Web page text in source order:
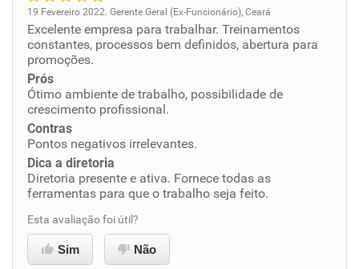
Oportunidade de promoção
Ambiente de trabalho
Conciliação com a vida familiar
Benefícios
Recomenda esta empresa
Recomenda a diretoria
19 Fevereiro 2022. Gerente Geral (Ex-Funcionário), Ceará
Excelente empresa para trabalhar. Treinamentos
constantes, processos bem definidos, abertura para
promoções.
Prós
Ótimo ambiente de trabalho, possibilidade de
crescimento profissional.
Contras
Pontos negativos irrelevantes.
Dica a diretoria
Diretoria presente e ativa. Fornece todas as
ferramentas para que o trabalho seja feito.
Esta avaliação foi útil?
Sim Não